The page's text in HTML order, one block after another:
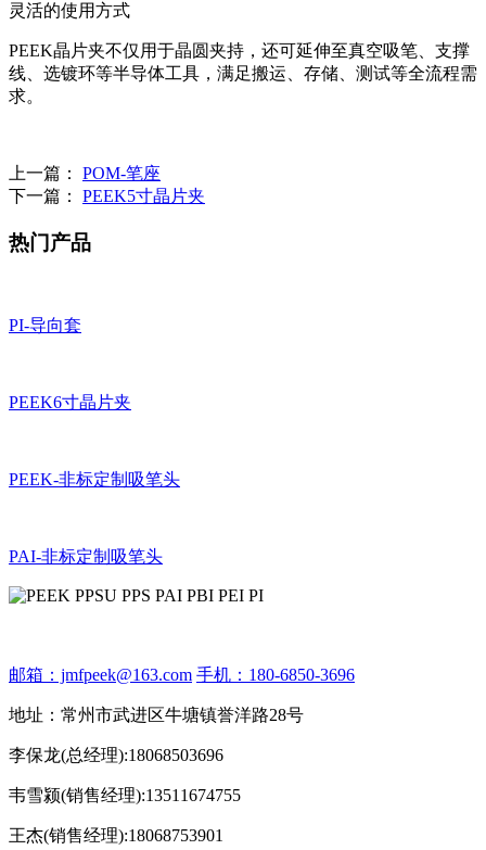
灵活的使用方式
PEEK晶片夹不仅用于晶圆夹持，还可延伸至真空吸笔、支撑
线、选镀环等半导体工具，满足搬运、存储、测试等全流程需
求。
上一篇： POM-笔座
下一篇： PEEK5寸晶片夹
热门产品
PI-导向套
PEEK6寸晶片夹
PEEK-非标定制吸笔头
PAI-非标定制吸笔头
邮箱：jmfpeek@163.com 手机：180-6850-3696
地址：常州市武进区牛塘镇誉洋路28号
李保龙(总经理):18068503696
韦雪颍(销售经理):13511674755
王杰(销售经理):18068753901